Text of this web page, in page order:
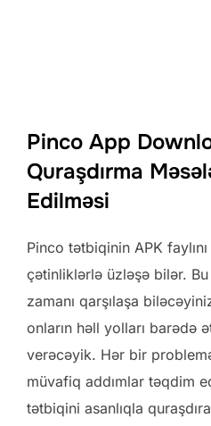
Pinco App
Quraşdırma
Edilməsi
Pinco tətbiqinin APK
çətinliklərlə üzləşə bilər.
zamanı qarşılaşa
onların həll yolları barədə
verəcəyik. Hər bir
müvafiq addımlar təqdim
tətbiqini asanlıqla